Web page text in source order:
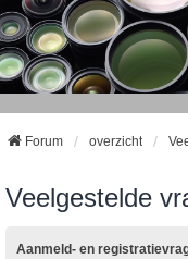
Forum overzicht
Veelgestelde
Aanmeld- en